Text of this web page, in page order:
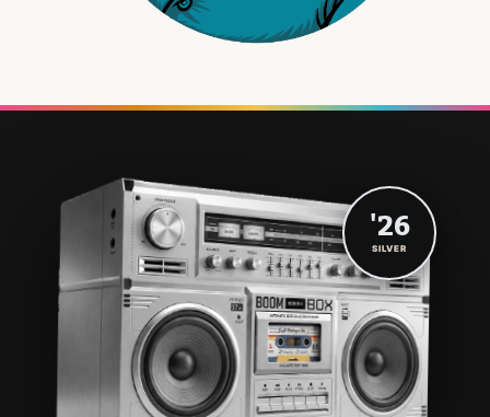
'26
SILVER